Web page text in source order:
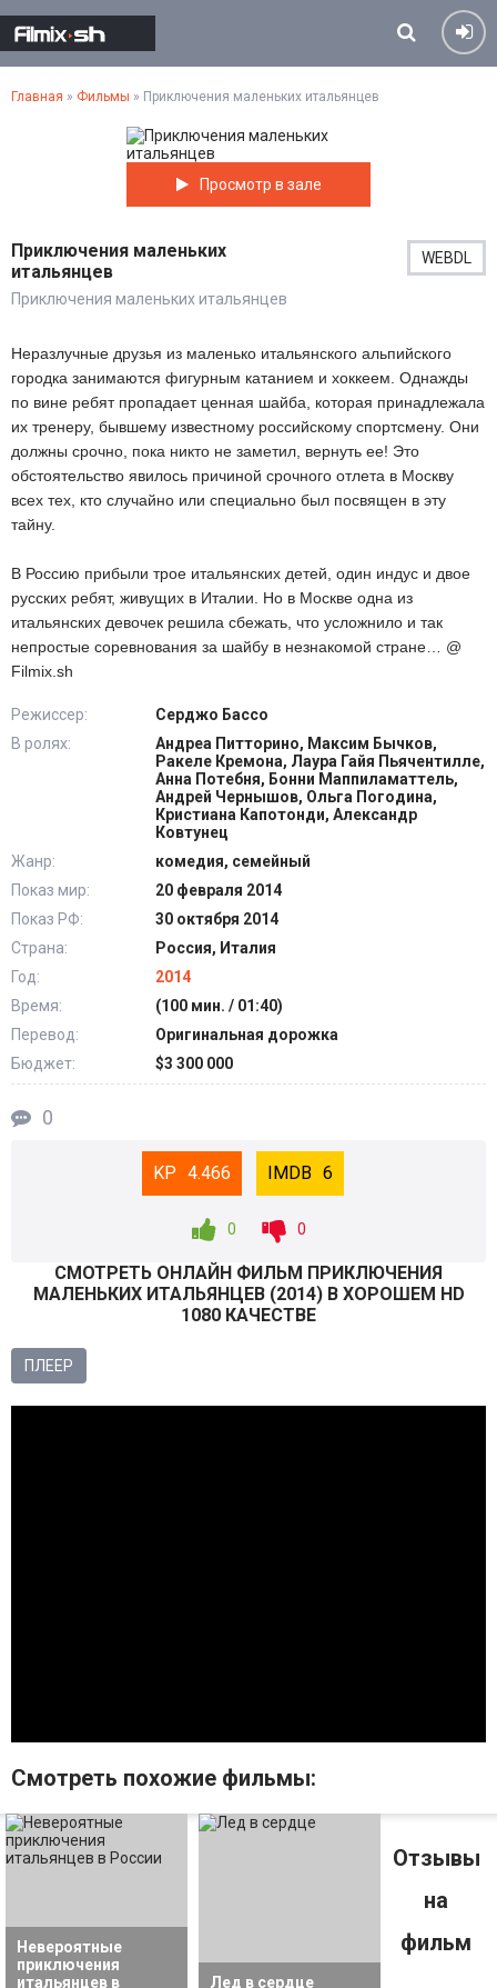
Главная » Фильмы » Приключения маленьких итальянцев
Просмотр в зале
Приключения маленьких
итальянцев
Приключения маленьких итальянцев
WEBDL
Неразлучные друзья из маленько итальянского альпийского
городка занимаются фигурным катанием и хоккеем. Однажды
по вине ребят пропадает ценная шайба, которая принадлежала
их тренеру, бывшему известному российскому спортсмену. Они
должны срочно, пока никто не заметил, вернуть ее! Это
обстоятельство явилось причиной срочного отлета в Москву
всех тех, кто случайно или специально был посвящен в эту
тайну.
В Россию прибыли трое итальянских детей, один индус и двое
русских ребят, живущих в Италии. Но в Москве одна из
итальянских девочек решила сбежать, что усложнило и так
непростые соревнования за шайбу в незнакомой стране… @
Filmix.sh
Режиссер:
Серджо Бассо
В ролях:
Андреа Питторино, Максим Бычков,
Ракеле Кремона, Лаура Гайя Пьячентилле,
Анна Потебня, Бонни Маппиламаттель,
Андрей Чернышов, Ольга Погодина,
Кристиана Капотонди, Александр
Ковтунец
Жанр:
комедия, семейный
Показ мир:
20 февраля 2014
Показ РФ:
30 октября 2014
Страна:
Россия, Италия
Год:
2014
Время:
(100 мин. / 01:40)
Перевод:
Оригинальная дорожка
Бюджет:
$3 300 000
0
4.466 6
0 0
СМОТРEТЬ ОНЛАЙН ФИЛЬМ ПРИКЛЮЧЕНИЯ
МАЛЕНЬКИХ ИТАЛЬЯНЦЕВ (2014) В ХОРОШЕМ HD
1080 КАЧЕСТВЕ
ПЛЕЕР
Смотрeть похожие фильмы:
Невероятные
приключения
итальянцев в
Лед в сердце
Отзывы
на
фильм